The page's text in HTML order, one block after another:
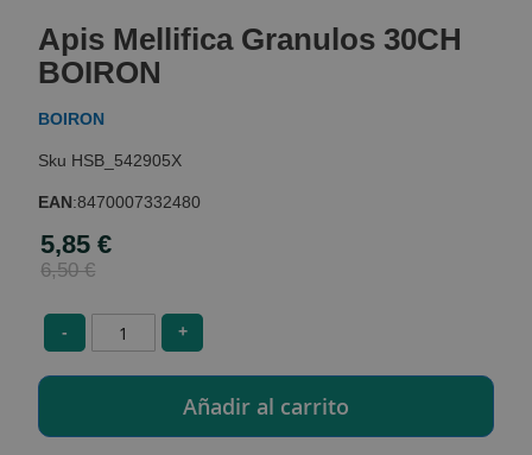
the
beginning
of
the
gallery
Apis Mellifica Granulos 30CH
BOIRON
BOIRON
HSB_542905X
EAN:8470007332480
Special
Price
5,85 €
6,50 €
- +